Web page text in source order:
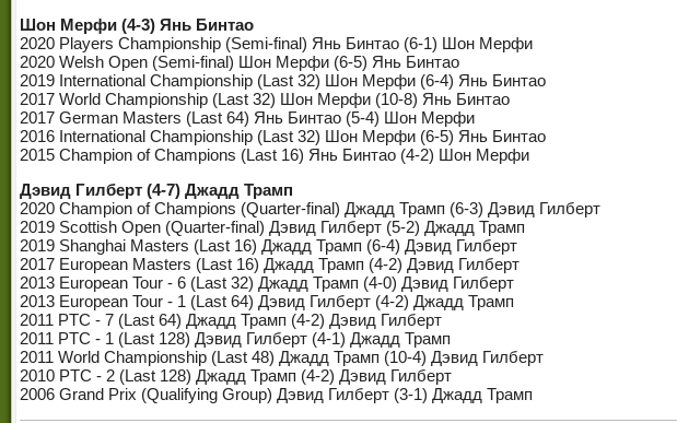
Шон Мерфи (4-3) Янь Бинтао
2020 Players Championship (Semi-final) Янь Бинтао (6-1) Шон Мерфи
2020 Welsh Open (Semi-final) Шон Мерфи (6-5) Янь Бинтао
2019 International Championship (Last 32) Шон Мерфи (6-4) Янь Бинтао
2017 World Championship (Last 32) Шон Мерфи (10-8) Янь Бинтао
2017 German Masters (Last 64) Янь Бинтао (5-4) Шон Мерфи
2016 International Championship (Last 32) Шон Мерфи (6-5) Янь Бинтао
2015 Champion of Champions (Last 16) Янь Бинтао (4-2) Шон Мерфи
Дэвид Гилберт (4-7) Джадд Трамп
2020 Champion of Champions (Quarter-final) Джадд Трамп (6-3) Дэвид Гилберт
2019 Scottish Open (Quarter-final) Дэвид Гилберт (5-2) Джадд Трамп
2019 Shanghai Masters (Last 16) Джадд Трамп (6-4) Дэвид Гилберт
2017 European Masters (Last 16) Джадд Трамп (4-2) Дэвид Гилберт
2013 European Tour - 6 (Last 32) Джадд Трамп (4-0) Дэвид Гилберт
2013 European Tour - 1 (Last 64) Дэвид Гилберт (4-2) Джадд Трамп
2011 PTC - 7 (Last 64) Джадд Трамп (4-2) Дэвид Гилберт
2011 PTC - 1 (Last 128) Дэвид Гилберт (4-1) Джадд Трамп
2011 World Championship (Last 48) Джадд Трамп (10-4) Дэвид Гилберт
2010 PTC - 2 (Last 128) Джадд Трамп (4-2) Дэвид Гилберт
2006 Grand Prix (Qualifying Group) Дэвид Гилберт (3-1) Джадд Трамп